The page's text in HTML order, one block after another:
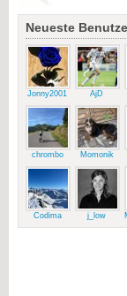
Neueste
Jonny2001 AjD
chrombo Momonik
Codima j_low